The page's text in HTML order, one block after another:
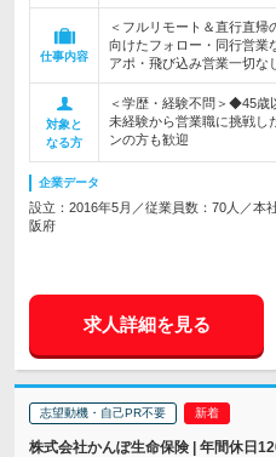
仕事内容
＜フルリモート＆直行直
向けたフォロー・同行営
アポ・飛び込み営業一切な
対象と
なる方
＜学歴・経験不問＞◆45
未経験から営業職に挑戦
ンの方も歓迎
企業データ
設立：2016年5月／従業員数：70人／本
阪府
求人詳細を見る
志望動機・自己PR不要
株式会社かんぽ生命保険 | 年間休日